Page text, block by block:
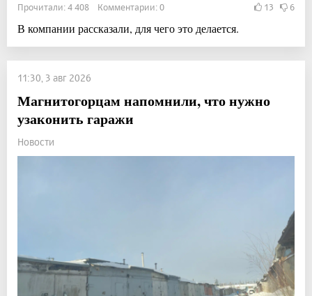
Прочитали: 4 408 Комментарии: 0 13 6
В компании рассказали, для чего это делается.
11:30, 3 авг 2026
Магнитогорцам напомнили, что нужно
узаконить гаражи
Новости